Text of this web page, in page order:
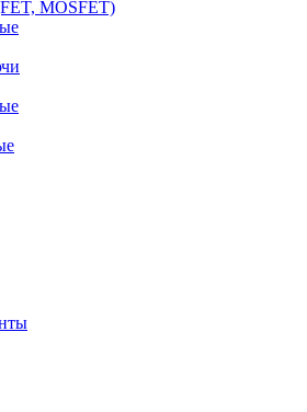
MOSFET)